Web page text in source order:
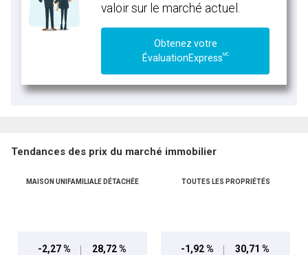
valoir sur le marché actuel.
Obtenez votre
ÉvaluationExpressMC
Tendances des prix du marché immobilier
MAISON UNIFAMILIALE DÉTACHÉE
-2,27 % 28,72 %
TOUTES LES PROPRIÉTÉS
-1,92 % 30,71 %